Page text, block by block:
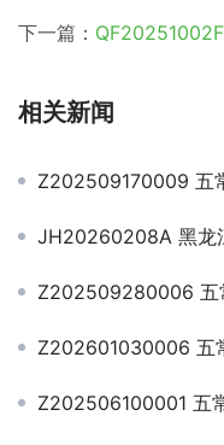
下一篇：
相关新闻
Z202509170009 五
JH20260208A 黑龙
Z202509280006 五
Z202601030006 五
Z202506100001 五